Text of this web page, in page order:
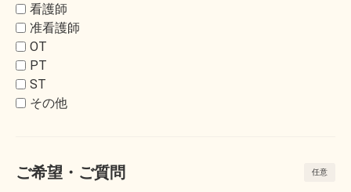
看護師
准看護師
OT
PT
ST
その他
ご希望・ご質問